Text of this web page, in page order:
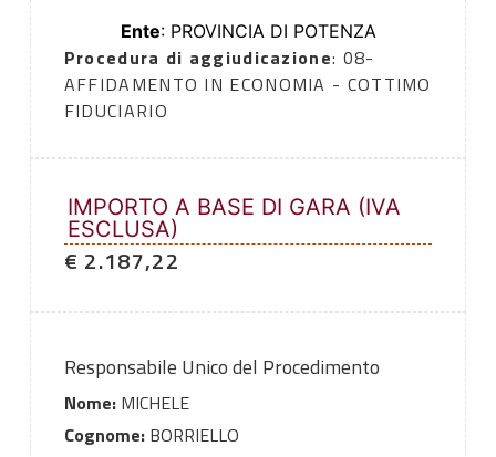
Ente: PROVINCIA DI POTENZA
Procedura di aggiudicazione: 08-
AFFIDAMENTO IN ECONOMIA - COTTIMO
FIDUCIARIO
IMPORTO A BASE DI GARA (IVA
ESCLUSA)
€ 2.187,22
Responsabile Unico del Procedimento
Nome:MICHELE
Cognome:BORRIELLO